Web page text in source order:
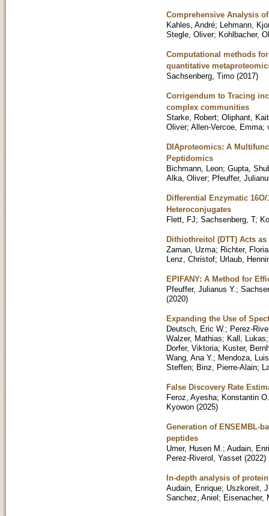
Comprehensive Analysis
Kahles, André; Lehmann,
Stegle, Oliver; Kohlbacher,
Computational methods
quantitative
Sachsenberg, Timo (2017)
Corrigendum to Tracing
complex communities
Starke, Robert; Oliphant,
Oliver; Allen-Vercoe, Emma;
DIAproteomics: A
Peptidomics
Bichmann, Leon; Gupta,
Alka, Oliver; Pfeuffer,
Differential Enzymatic
Heteroconjugates
Flett, FJ; Sachsenberg, T;
Dithiothreitol (DTT) Acts
Zaman, Uzma; Richter,
Lenz, Christof; Urlaub,
EPIFANY: A Method for
Pfeuffer, Julianus Y. ;
(2020)
Expanding the Use of
Deutsch, Eric W. ; Perez-
Walzer, Mathias; Kall, Lukas
Dorfer, Viktoria; Kuster,
Wang, Ana Y. ; Mendoza, Luis
Steffen; Binz, Pierre-Alain;
False Discovery Rate
Feroz, Ayesha; Konstantin
Kyowon (2025)
Generation of ENSEMBL-
peptides
Umer, Husen M. ; Audain,
Perez-Riverol, Yasset (2022)
In-depth analysis of
Audain, Enrique; Uszkoreit,
Sanchez, Aniel; Eisenacher,